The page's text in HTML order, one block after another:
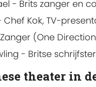
- Brits zanger en
Kok, TV-
(One
- Britse
theater in